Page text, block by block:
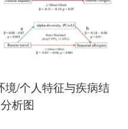
/个人特征与疾病结
析图